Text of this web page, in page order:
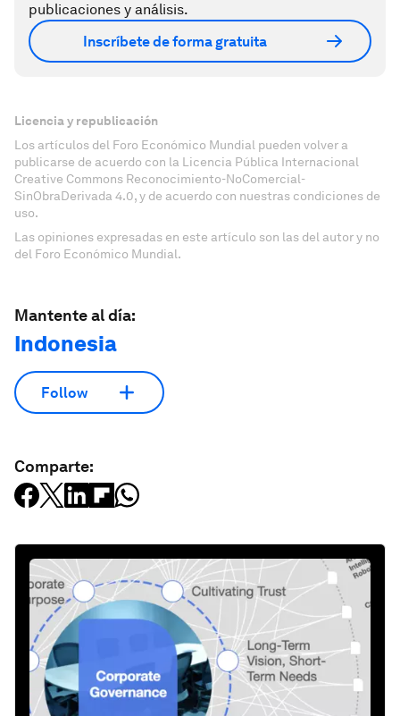
publicaciones y análisis.
Inscríbete de forma gratuita
Licencia y republicación
Los artículos del Foro Económico Mundial pueden volver a
publicarse de acuerdo con la Licencia Pública Internacional
Creative Commons Reconocimiento-NoComercial-
SinObraDerivada 4.0, y de acuerdo con nuestras condiciones de
uso.
Las opiniones expresadas en este artículo son las del autor y no
del Foro Económico Mundial.
Mantente al día:
Indonesia
Follow
Comparte: